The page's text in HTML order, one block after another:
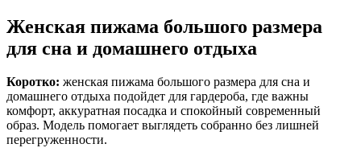
Женская пижама большого размера
для сна и домашнего отдыха
Коротко: женская пижама большого размера для сна и
домашнего отдыха подойдет для гардероба, где важны
комфорт, аккуратная посадка и спокойный современный
образ. Модель помогает выглядеть собранно без лишней
перегруженности.